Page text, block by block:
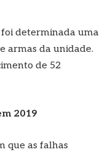
determinada uma
armas da unidade.
de 52
2019
que as falhas